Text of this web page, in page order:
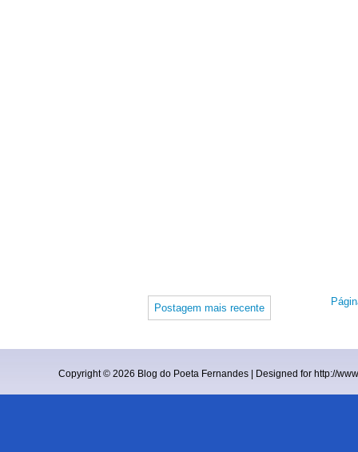
Postagem mais recente
Copyright © 2026 Blog do Poeta Fernandes | Designed for http://